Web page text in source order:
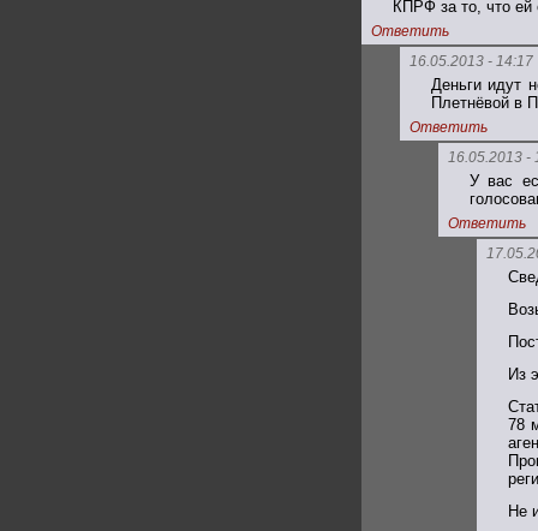
КПРФ за то, что
Ответить
16.05.2013 - 14:17
Деньги идут
Плетнёвой в
Ответить
16.05.2013 -
У вас
Ответить
Из
78
Не